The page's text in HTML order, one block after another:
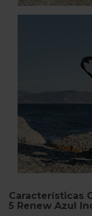
Características
5 Renew Azul